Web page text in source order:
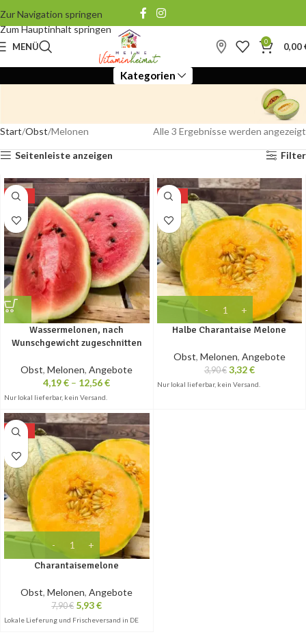
Zur Navigation springen
Zum Hauptinhalt springen
MENÜ 0 0,00
Kategorien
MELONEN
Start Obst Melonen Alle 3 Ergebnisse werden angezeigt
Seitenleiste anzeigen Filter
-10%
Wassermelonen, nach
Wunschgewicht zugeschnitten
Obst,Melonen,Angebote
4,19€ – 12,56€
Nur lokal lieferbar, kein Versand.
-15%
Halbe Charantaise Melone
Obst, Melonen, Angebote
3,90€ 3,32€
Nur lokal lieferbar, kein Versand.
-25%
Charantaisemelone
Obst,Melonen,Angebote
7,90€ 5,93€
Lokale Lieferung und Frischeversand in DE